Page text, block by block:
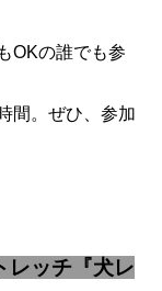
OKの誰でも参
間。ぜひ、参加
レッチ『犬レ